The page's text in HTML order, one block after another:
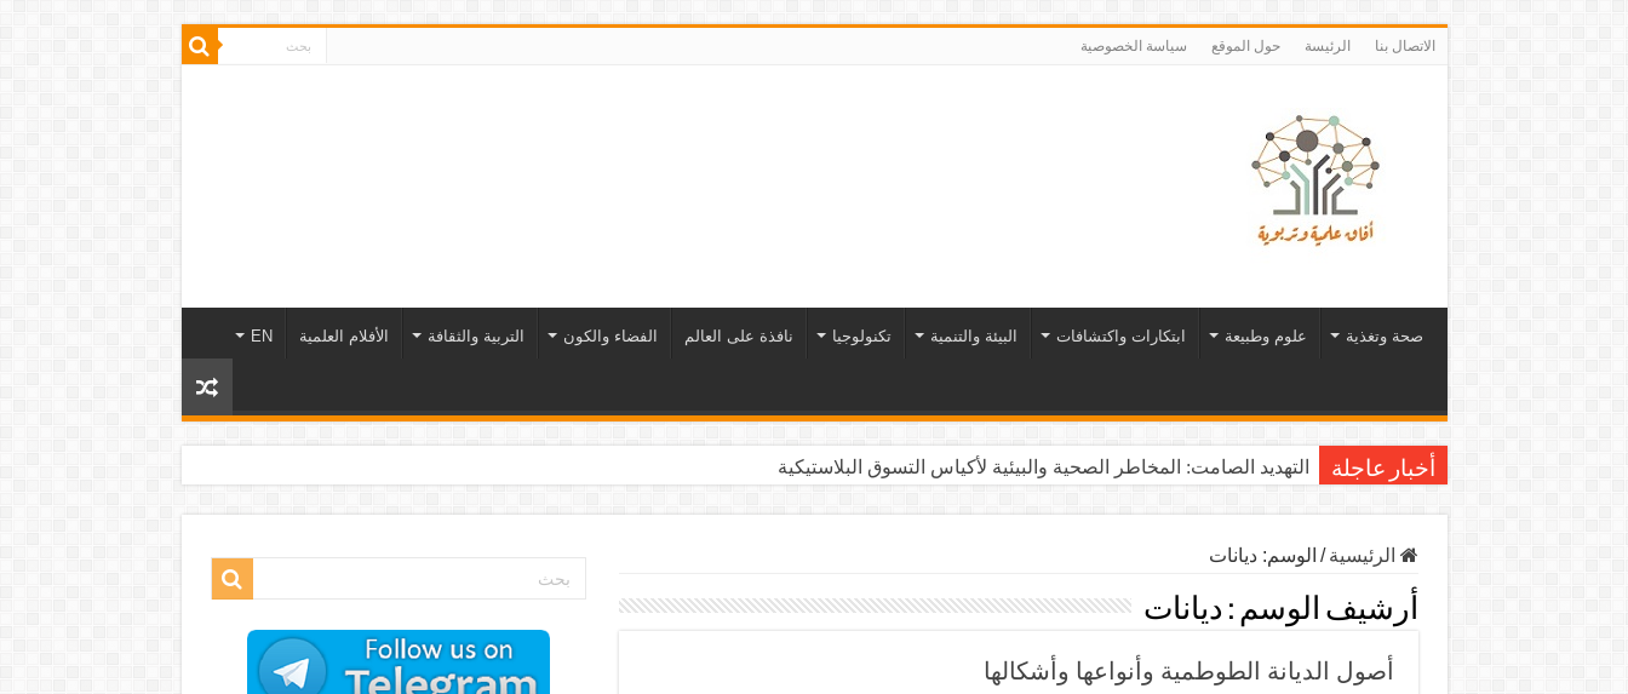
الاتصال بنا الرئيسة حول الموقع سياسة الخصوصية
صحة وتغذية علوم وطبيعة ابتكارات واكتشافات البيئة والتنمية تكنولوجيا نافذة على العالم الفضاء والكون التربية والثقافة الأفلام العلمية EN
أخبار عاجلة التهديد الصامت: المخاطر الصحية والبيئية لأكياس التسوق البلاستيكية
الرئيسية / الوسم:ديانات
أرشيف الوسم : ديانات
أصول الديانة الطوطمية وأنواعها وأشكالها